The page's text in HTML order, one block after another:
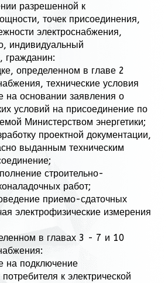
разрешенной к
точек присоединения,
электроснабжения,
индивидуальный
гражданин:
определенном в главе 2
технические условия
на основании заявления о
условий на присоединение по
Министерством энергетики;
проектной документации,
выданным техническим
строительно-
работ;
приемо-сдаточных
электрофизические измерения
в главах 3 - 7 и 10
на подключение
к электрической